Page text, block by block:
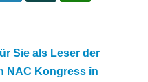
Sie als Leser der
NAC Kongress in